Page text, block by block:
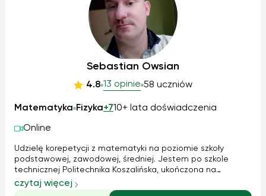
Sebastian Owsian
4.8 13 opinie 58 uczniów
Matematyka Fizyka+710+ lata doświadczenia
Online
Udzielę korepetycji z matematyki na poziomie szkoły
podstawowej, zawodowej, średniej. Jestem po szkole
technicznej Politechnika Koszalińska, ukończona na
poziomie wysokim z wyróżnieniem razem ze stypendium
naukowym. Podejście mam spokojne i mam duże
czytaj więcej